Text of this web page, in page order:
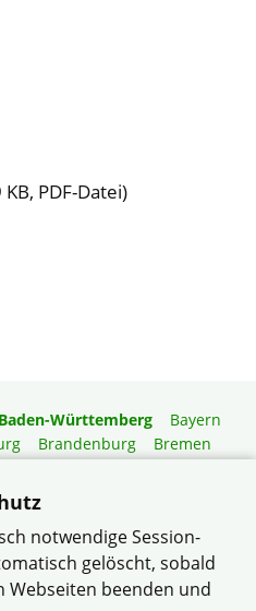
PDF-Datei)
Baden-Württemberg
Bayern
Brandenburg
Bremen
Saarland
Holstein
Thüringen
Gartenberatung
notwendige Session-
gelöscht, sobald
Webseiten beenden und